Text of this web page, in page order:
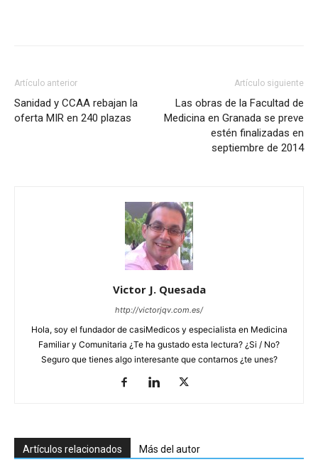
Artículo anterior
Sanidad y CCAA rebajan la
oferta MIR en 240 plazas
Artículo siguiente
Las obras de la Facultad de
Medicina en Granada se preve
estén finalizadas en
septiembre de 2014
Victor J. Quesada
http://victorjqv.com.es/
Hola, soy el fundador de casiMedicos y especialista en Medicina
Familiar y Comunitaria ¿Te ha gustado esta lectura? ¿Si / No?
Seguro que tienes algo interesante que contarnos ¿te unes?
Artículos relacionados Más del autor